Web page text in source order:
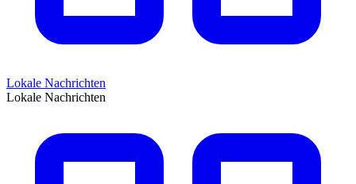
Lokale Nachrichten
Lokale Nachrichten